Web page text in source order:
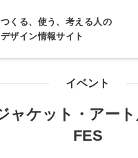
つくる、使う、考える人の
デザイン情報サイト
ビュー
イベント
ャケット・アー
FES